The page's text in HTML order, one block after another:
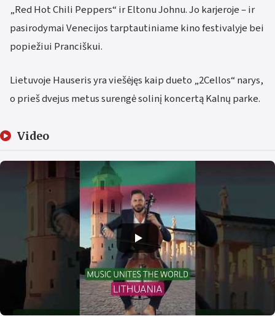
„Red Hot Chili Peppers“ ir Eltonu Johnu. Jo karjeroje – ir
pasirodymai Venecijos tarptautiniame kino festivalyje bei
popiežiui Pranciškui.
Lietuvoje Hauseris yra viešėjęs kaip dueto „2Cellos“ narys,
o prieš dvejus metus surengė solinį koncertą Kalnų parke.
Video